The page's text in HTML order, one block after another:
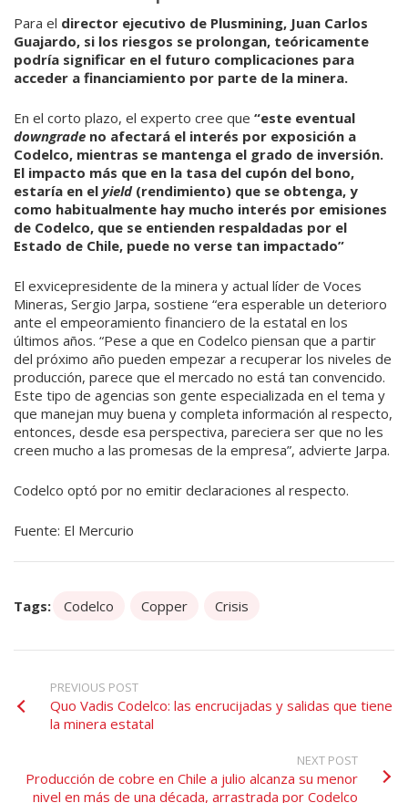
Para el director ejecutivo de Plusmining, Juan Carlos
Guajar­do, si los riesgos se prolongan, teóricamente
podría significar en el futuro complicaciones para
acceder a financiamiento por parte de la minera.
En el corto plazo, el experto cree que “este eventual
downgra­de no afectará el interés por ex­posición a
Codelco, mientras se mantenga el grado de inversión.
El impacto más que en la tasa del cupón del bono,
estaría en el yield(rendimiento) que se obten­ga, y
como habitualmente hay mucho interés por emisiones
de Codelco, que se entienden res­paldadas por el
Estado de Chile, puede no verse tan impactado”
El exvicepresidente de la minera y actual líder de Voces
Mineras, Sergio Jarpa, sostiene “era esperable un deterioro
ante el empeoramiento financiero de la estatal en los
últimos años. “Pese a que en Codelco piensan que a partir
del próximo año pueden empezar a recuperar los niveles de
producción, parece que el mercado no está tan convencido.
Este tipo de agencias son gente especializada en el tema y
que manejan muy buena y completa información al respecto,
enton­ces, desde esa perspectiva, pare­ciera ser que no les
creen mucho a las promesas de la empresa”, advierte Jarpa.
Codelco optó por no emitir declaraciones al respecto.
Fuente: El Mercurio
Tags: Codelco Copper Crisis
PREVIOUS POST
Quo Vadis Codelco: las encrucijadas y salidas que tiene
la minera estatal
NEXT POST
Producción de cobre en Chile a julio alcanza su menor
nivel en más de una década, arrastrada por Codelco